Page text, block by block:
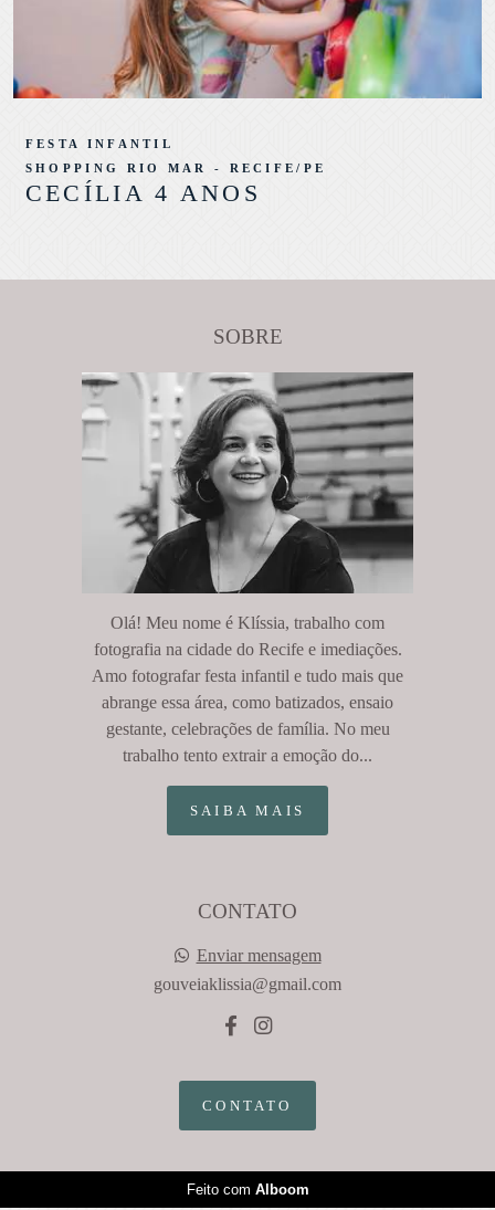
CECÍLIA 4 ANOS
FESTA INFANTIL
SHOPPING RIO MAR - RECIFE/PE
SOBRE
Olá! Meu nome é Klíssia, trabalho com
fotografia na cidade do Recife e imediações.
Amo fotografar festa infantil e tudo mais que
abrange essa área, como batizados, ensaio
gestante, celebrações de família. No meu
trabalho tento extrair a emoção do...
SAIBA MAIS
CONTATO
Enviar mensagem
gouveiaklissia@gmail.com
CONTATO
Feito com Alboom